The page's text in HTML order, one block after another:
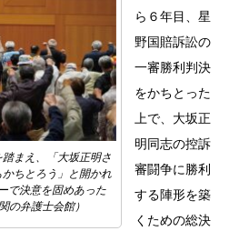
まえ、「大坂正明さ
ちとろう」と開かれ
で決意を固めあった
の弁護士会館）
ら６年目、星
野国賠訴訟の
一審勝利判決
をかちとった
上で、大坂正
明同志の控訴
審闘争に勝利
する陣形を築
くための総決